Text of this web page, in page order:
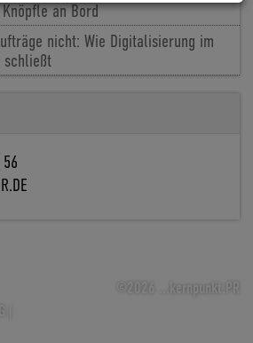
an Bord
nicht: Wie Digitalisierung im
schließt
©2026 ...kernpunkt.PR